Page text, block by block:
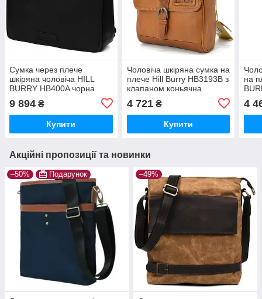
Сумка через плече
шкіряна чоловіча HILL
BURRY HB400A чорна
9 894 ₴
Купити
Чоловіча шкіряна сумка на
плече Hill Burry HB3193B з
клапаном коньячна
4 721₴
Купити
на
4
Акційні пропозиції та новинки
–50% Подарунок –49%